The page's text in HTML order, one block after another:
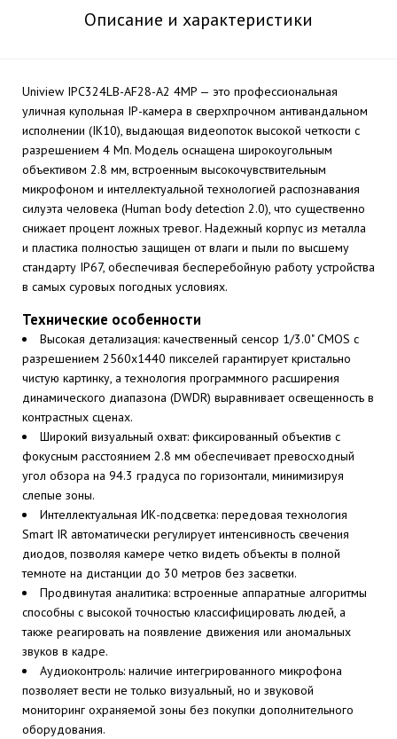
Описание и характеристики
Uniview IPC324LB-AF28-A2 4MP — это профессиональная
уличная купольная IP-камера в сверхпрочном антивандальном
исполнении (IK10), выдающая видеопоток высокой четкости с
разрешением 4 Мп. Модель оснащена широкоугольным
объективом 2.8 мм, встроенным высокочувствительным
микрофоном и интеллектуальной технологией распознавания
силуэта человека (Human body detection 2.0), что существенно
снижает процент ложных тревог. Надежный корпус из металла
и пластика полностью защищен от влаги и пыли по высшему
стандарту IP67, обеспечивая бесперебойную работу устройства
в самых суровых погодных условиях.
Технические особенности
Высокая детализация: качественный сенсор 1/3.0" CMOS с
разрешением 2560x1440 пикселей гарантирует кристально
чистую картинку, а технология программного расширения
динамического диапазона (DWDR) выравнивает освещенность в
контрастных сценах.
Широкий визуальный охват: фиксированный объектив с
фокусным расстоянием 2.8 мм обеспечивает превосходный
угол обзора на 94.3 градуса по горизонтали, минимизируя
слепые зоны.
Интеллектуальная ИК-подсветка: передовая технология
Smart IR автоматически регулирует интенсивность свечения
диодов, позволяя камере четко видеть объекты в полной
темноте на дистанции до 30 метров без засветки.
Продвинутая аналитика: встроенные аппаратные алгоритмы
способны с высокой точностью классифицировать людей, а
также реагировать на появление движения или аномальных
звуков в кадре.
Аудиоконтроль: наличие интегрированного микрофона
позволяет вести не только визуальный, но и звуковой
мониторинг охраняемой зоны без покупки дополнительного
оборудования.